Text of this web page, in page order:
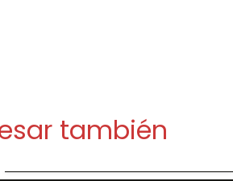
también